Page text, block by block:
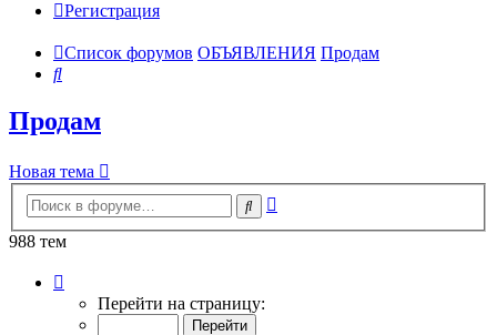
Регистрация
Список форумов ОБЪЯВЛЕНИЯ Продам
Поиск
Продам
Новая тема
Поиск
988 тем
Перейти на страницу: